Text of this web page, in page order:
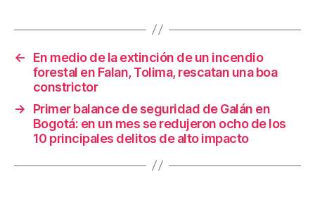
o
k
←
En medio de la extinción de un incendio
forestal en Falan, Tolima, rescatan una boa
constrictor
→
Primer balance de seguridad de Galán en
Bogotá: en un mes se redujeron ocho de los
10 principales delitos de alto impacto